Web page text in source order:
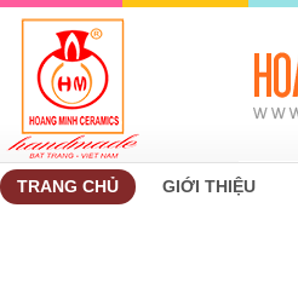
TRANG CHỦ GIỚI THIỆU